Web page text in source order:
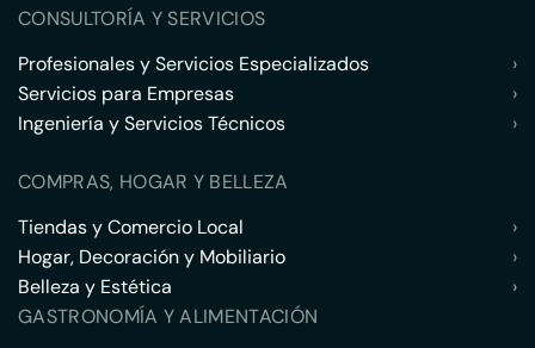
CONSULTORÍA Y SERVICIOS
Profesionales y Servicios Especializados
›
Servicios para Empresas
›
Ingeniería y Servicios Técnicos
›
COMPRAS, HOGAR Y BELLEZA
Tiendas y Comercio Local
›
Hogar, Decoración y Mobiliario
›
Belleza y Estética
›
GASTRONOMÍA Y ALIMENTACIÓN